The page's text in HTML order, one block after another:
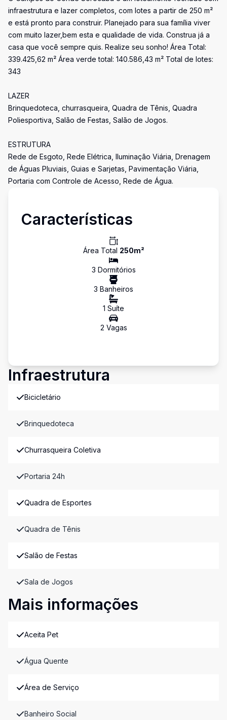
infraestrutura e lazer completos, com lotes a partir de 250 m²
e está pronto para construir. Planejado para sua família viver
com muito lazer,bem esta e qualidade de vida. Construa já a
casa que você sempre quis. Realize seu sonho! Área Total:
339.425,62 m² Área verde total: 140.586,43 m² Total de lotes:
343
LAZER
Brinquedoteca, churrasqueira, Quadra de Tênis, Quadra
Poliesportiva, Salão de Festas, Salão de Jogos.
ESTRUTURA
Rede de Esgoto, Rede Elétrica, Iluminação Viária, Drenagem
de Águas Pluviais, Guias e Sarjetas, Pavimentação Viária,
Portaria com Controle de Acesso, Rede de Água.
Características
Área Total 250m²
3 Dormitórios
3 Banheiros
1 Suíte
2 Vagas
Infraestrutura
Bicicletário
Brinquedoteca
Churrasqueira Coletiva
Portaria 24h
Quadra de Esportes
Quadra de Tênis
Salão de Festas
Sala de Jogos
Mais informações
Aceita Pet
Água Quente
Área de Serviço
Banheiro Social